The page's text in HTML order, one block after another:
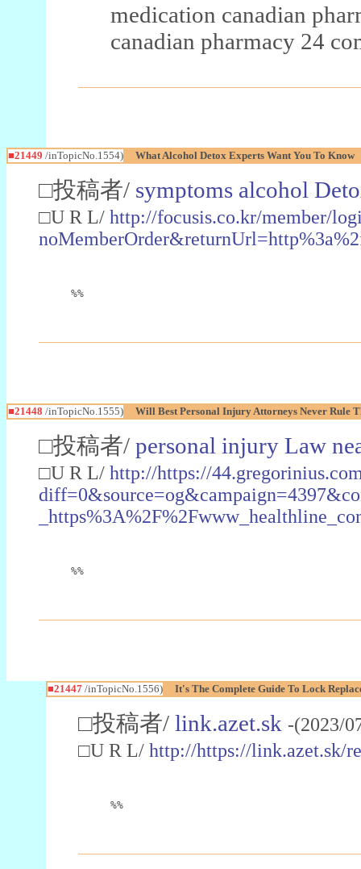
medication canadian
canadian pharmacy 24
■21449 /inTopicNo.1554) What Alcohol Detox Experts Want You To Know
□投稿者/ symptoms alcohol
□U R L/ http://focusis.co.kr/member/
%%
■21448 /inTopicNo.1555) Will Best Personal Injury Attorneys Never Rule
□投稿者/ personal injury Law
□U R L/ http://https://
%%
■21447/inTopicNo.1556) It's The Complete Guide To Lock
□投稿者/ link.azet.sk -(2023/
□U R L/ http://https://link.azet.sk/
%%